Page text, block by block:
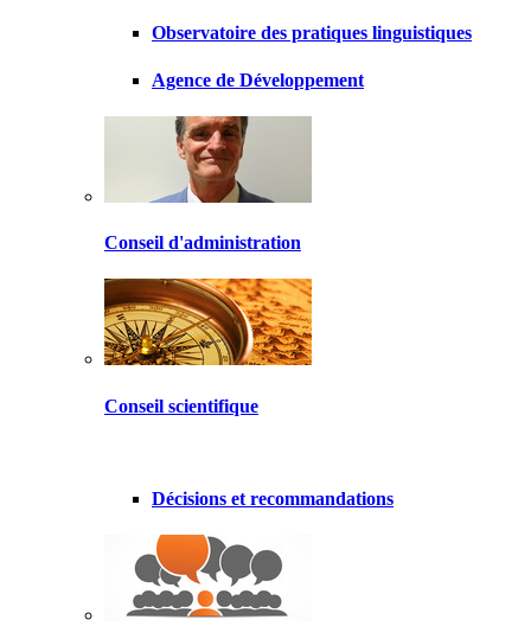
Observatoire des pratiques linguistiques
Agence de Développement
Conseil d'administration
Conseil scientifique
Décisions et recommandations